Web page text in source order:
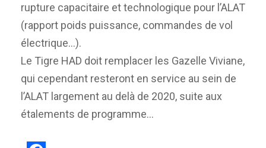
rupture capacitaire et technologique pour l’ALAT
(rapport poids puissance, commandes de vol
électrique…).
Le Tigre HAD doit remplacer les Gazelle Viviane,
qui cependant resteront en service au sein de
l’ALAT largement au delà de 2020, suite aux
étalements de programme…